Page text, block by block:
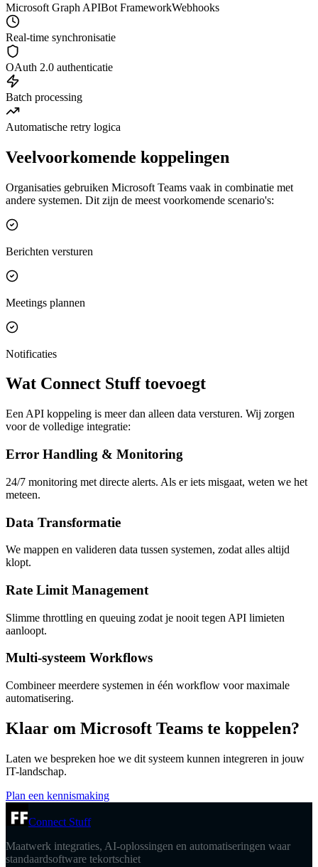
Microsoft Graph APIBot FrameworkWebhooks
Real-time synchronisatie
OAuth 2.0 authenticatie
Batch processing
Automatische retry logica
Veelvoorkomende koppelingen
Organisaties gebruiken Microsoft Teams vaak in combinatie met
andere systemen. Dit zijn de meest voorkomende scenario's:
Berichten versturen
Meetings plannen
Notificaties
Wat Connect Stuff toevoegt
Een API koppeling is meer dan alleen data versturen. Wij zorgen
voor de volledige integratie:
Error Handling & Monitoring
24/7 monitoring met directe alerts. Als er iets misgaat, weten we het
meteen.
Data Transformatie
We mappen en valideren data tussen systemen, zodat alles altijd
klopt.
Rate Limit Management
Slimme throttling en queuing zodat je nooit tegen API limieten
aanloopt.
Multi-systeem Workflows
Combineer meerdere systemen in één workflow voor maximale
automatisering.
Klaar om Microsoft Teams te koppelen?
Laten we bespreken hoe we dit systeem kunnen integreren in jouw
IT-landschap.
Plan een kennismaking
Connect Stuff
Maatwerk integraties, AI-oplossingen en automatiseringen waar
standaardsoftware tekortschiet